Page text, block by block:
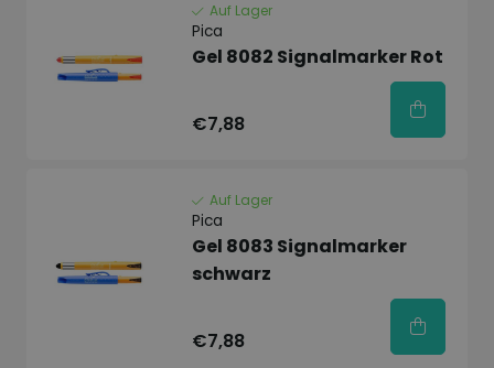
Auf Lager
Pica
Gel 8082 Signalmarker Rot
€7,88
Auf Lager
Pica
Gel 8083 Signalmarker
schwarz
€7,88